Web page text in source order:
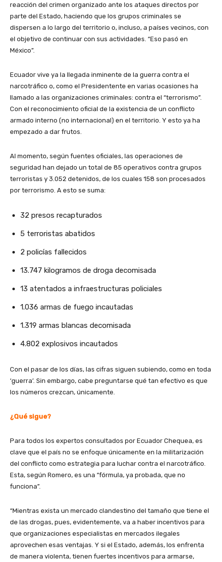
reacción del crimen organizado ante los ataques directos por
parte del Estado, haciendo que los grupos criminales se
dispersen a lo largo del territorio o, incluso, a países vecinos, con
el objetivo de continuar con sus actividades. “Eso pasó en
México”.
Ecuador vive ya la llegada inminente de la guerra contra el
narcotráfico o, como el Presidentente en varias ocasiones ha
llamado a las organizaciones criminales: contra el “terrorismo”.
Con el reconocimiento oficial de la existencia de un conflicto
armado interno (no internacional) en el territorio. Y esto ya ha
empezado a dar frutos.
Al momento, según fuentes oficiales, las operaciones de
seguridad han dejado un total de 85 operativos contra grupos
terroristas y 3.052 detenidos, de los cuales 158 son procesados
por terrorismo. A esto se suma:
32 presos recapturados
5 terroristas abatidos
2 policías fallecidos
13.747 kilogramos de droga decomisada
13 atentados a infraestructuras policiales
1.036 armas de fuego incautadas
1.319 armas blancas decomisada
4.802 explosivos incautados
Con el pasar de los días, las cifras siguen subiendo, como en toda
‘guerra’. Sin embargo, cabe preguntarse qué tan efectivo es que
los números crezcan, únicamente.
¿Qué sigue?
Para todos los expertos consultados por Ecuador Chequea, es
clave que el país no se enfoque únicamente en la militarización
del conflicto como estrategia para luchar contra el narcotráfico.
Esta, según Romero, es una “fórmula, ya probada, que no
funciona”.
“Mientras exista un mercado clandestino del tamaño que tiene el
de las drogas, pues, evidentemente, va a haber incentivos para
que organizaciones especialistas en mercados ilegales
aprovechen esas ventajas. Y si el Estado, además, los enfrenta
de manera violenta, tienen fuertes incentivos para armarse,